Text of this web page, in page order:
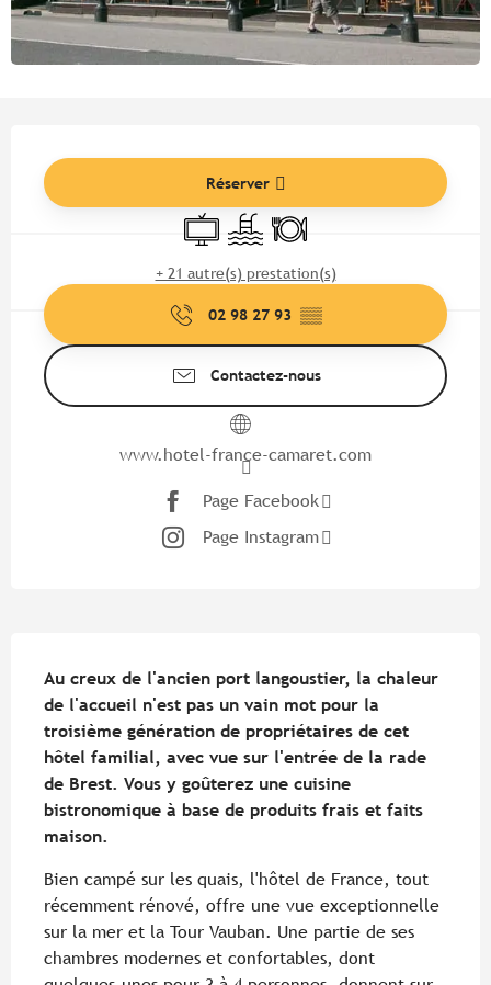
Réserver
TélévisionPiscineRestaurant
+ 21 autre(s) prestation(s)
02 98 27 93 ▒▒
Contactez-nous
www.hotel-france-camaret.com
Page Facebook
Page Instagram
Au creux de l'ancien port langoustier, la chaleur
de l'accueil n'est pas un vain mot pour la
troisième génération de propriétaires de cet
hôtel familial, avec vue sur l'entrée de la rade
de Brest. Vous y goûterez une cuisine
bistronomique à base de produits frais et faits
maison.
Bien campé sur les quais, l'hôtel de France, tout
récemment rénové, offre une vue exceptionnelle
sur la mer et la Tour Vauban. Une partie de ses
chambres modernes et confortables, dont